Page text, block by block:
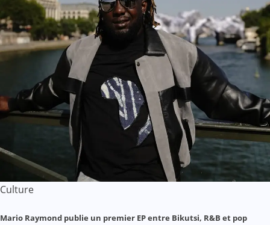
Culture
Mario Raymond publie un premier EP entre Bikutsi, R&B et pop